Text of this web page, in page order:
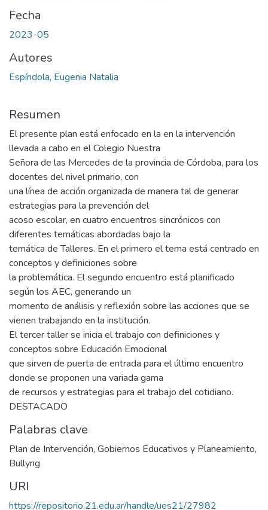
Fecha
2023-05
Autores
Espíndola, Eugenia Natalia
Resumen
El presente plan está enfocado en la en la intervención
llevada a cabo en el Colegio Nuestra
Señora de las Mercedes de la provincia de Córdoba, para los
docentes del nivel primario, con
una línea de acción organizada de manera tal de generar
estrategias para la prevención del
acoso escolar, en cuatro encuentros sincrónicos con
diferentes temáticas abordadas bajo la
temática de Talleres. En el primero el tema está centrado en
conceptos y definiciones sobre
la problemática. El segundo encuentro está planificado
según los AEC, generando un
momento de análisis y reflexión sobre las acciones que se
vienen trabajando en la institución.
El tercer taller se inicia el trabajo con definiciones y
conceptos sobre Educación Emocional
que sirven de puerta de entrada para el último encuentro
donde se proponen una variada gama
de recursos y estrategias para el trabajo del cotidiano.
DESTACADO
Palabras clave
Plan de Intervención, Gobiernos Educativos y Planeamiento,
Bullyng
URI
https://repositorio.21.edu.ar/handle/ues21/27982